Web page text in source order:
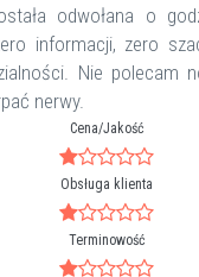
odwołana o
informacji, zero
Nie polecam
nerwy.
Cena/Jakość
Obsługa klienta
Terminowość